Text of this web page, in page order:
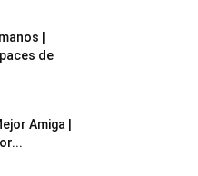
|
de
Amiga |